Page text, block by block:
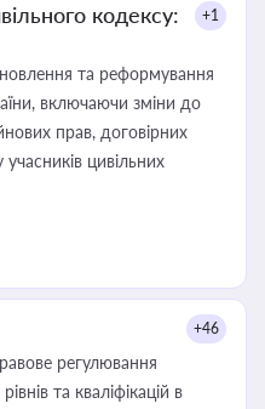
кодексу:
+1
та реформування
включаючи зміни до
прав, договірних
цивільних
+46
регулювання
та кваліфікацій в